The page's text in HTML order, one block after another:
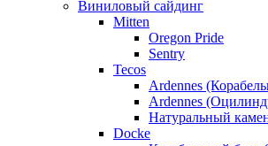
Виниловый сайдинг
Mitten
Oregon Pride
Sentry
Tecos
Ardennes
Ardennes
Натуральный
Docke